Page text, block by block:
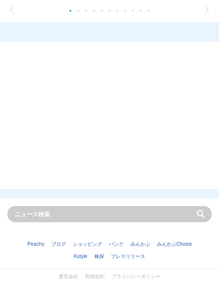
Peachy ブログ ショッピング バンク みんかぶ
みんかぶChoice
Kstyle
株探 プレスリリース
運営会社 利用規約 プライバシーポリシー